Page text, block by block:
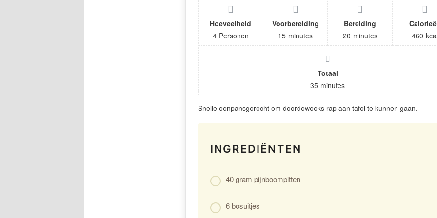
Hoeveelheid
4 Personen
Voorbereiding
15 minutes
Bereiding
20 minutes
460
Totaal
35 minutes
Snelle eenpansgerecht om doordeweeks rap aan tafel te kunnen gaan.
INGREDIËNTEN
40 gram pijnboompitten
6 bosuitjes